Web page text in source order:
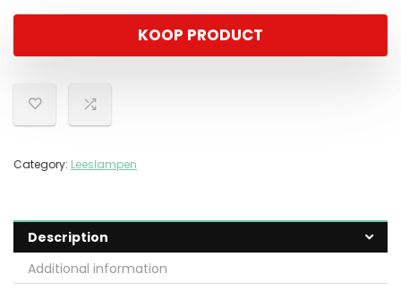
KOOP PRODUCT
Category: Leeslampen
Description
Additional information